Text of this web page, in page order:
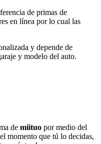
de primas de
en línea por lo cual las
y depende de
y modelo del auto.
de miituo por medio del
momento que tú lo decidas,